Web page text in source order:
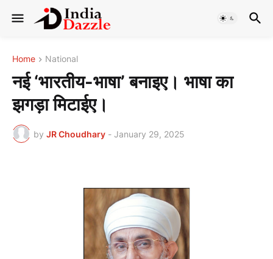
Home National
नई ‘भारतीय-भाषा’ बनाइए। भाषा का
झगड़ा मिटाईए।
by JR Choudhary - January 29, 2025